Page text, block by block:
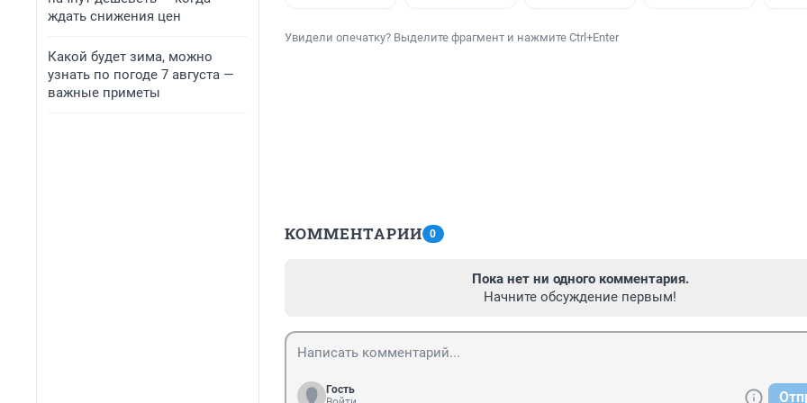
ждать снижения цен
Какой будет зима, можно
узнать по погоде 7 августа —
важные приметы
Увидели опечатку? Выделите фрагмент и нажмите Ctrl+Enter
КОММЕНТАРИИ 0
Пока нет ни одного комментария.
Начните обсуждение первым!
Гость